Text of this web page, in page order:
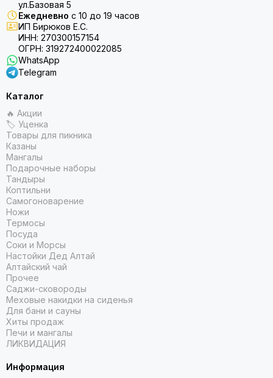
ул.Базовая 5
Ежедневно с 10 до 19 часов
ИП Бирюков Е.С.
ИНН: 270300157154
ОГРН: 319272400022085
WhatsApp
Telegram
Каталог
🔥 Акции
🏷 Уценка
Товары для пикника
Казаны
Мангалы
Подарочные наборы
Тандыры
Коптильни
Самогоноварение
Ножи
Термосы
Посуда
Соки и Морсы
Настойки Дед Алтай
Алтайский чай
Прочее
Саджи-сковороды
Меховые накидки на сиденья
Для бани и сауны
Хиты продаж
Печи и мангалы
ЛИКВИДАЦИЯ
Информация